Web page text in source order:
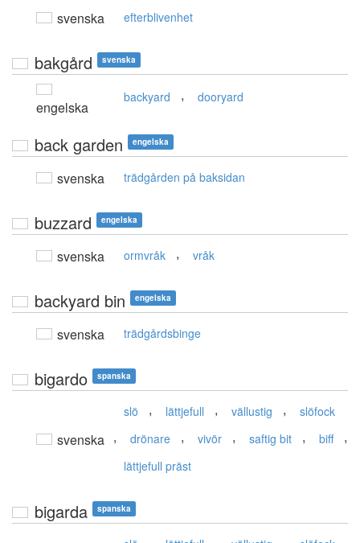
svenska efterblivenhet
bakgård svenska
engelska
backyard , dooryard
back garden engelska
svenska trädgården på baksidan
buzzard engelska
svenska ormvråk , vråk
backyard bin engelska
svenska trädgårdsbinge
bigardo spanska
svenska
slö , lättjefull , vällustig , slöfock
, drönare , vivör , saftig bit , biff ,
lättjefull präst
bigarda spanska